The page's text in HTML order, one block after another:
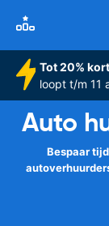
Tot 20%
loopt t/m 11
Auto
Bespaar